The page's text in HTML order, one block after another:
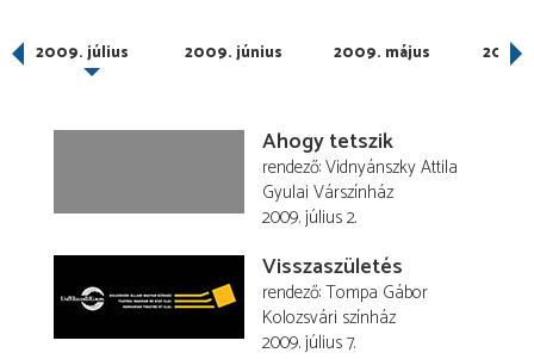
2009. július 2009. június 2009. május 2009.
Ahogy tetszik
rendező Vidnyánszky Attila
Gyulai Várszínház
2009. július 2.
Visszaszületés
rendező Tompa Gábor
Kolozsvári színház
2009. július 7.